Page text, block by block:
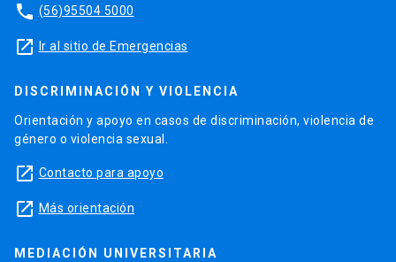
phone (56)95504 5000
launch Ir al sitio de Emergencias
DISCRIMINACIÓN Y VIOLENCIA
Orientación y apoyo en casos de discriminación, violencia de
género o violencia sexual.
launch Contacto para apoyo
launch Más orientación
MEDIACIÓN UNIVERSITARIA